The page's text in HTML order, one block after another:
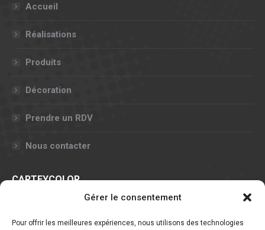
Gérer le consentement
Pour offrir les meilleures expériences, nous utilisons des technologies
Accueil
Réalisations
Produits
Décoration
Prendre un RDV
Nous contacter
CARTEYCOLOR
11, rue Claude Chappe - 57070 METZ
Nous contacter